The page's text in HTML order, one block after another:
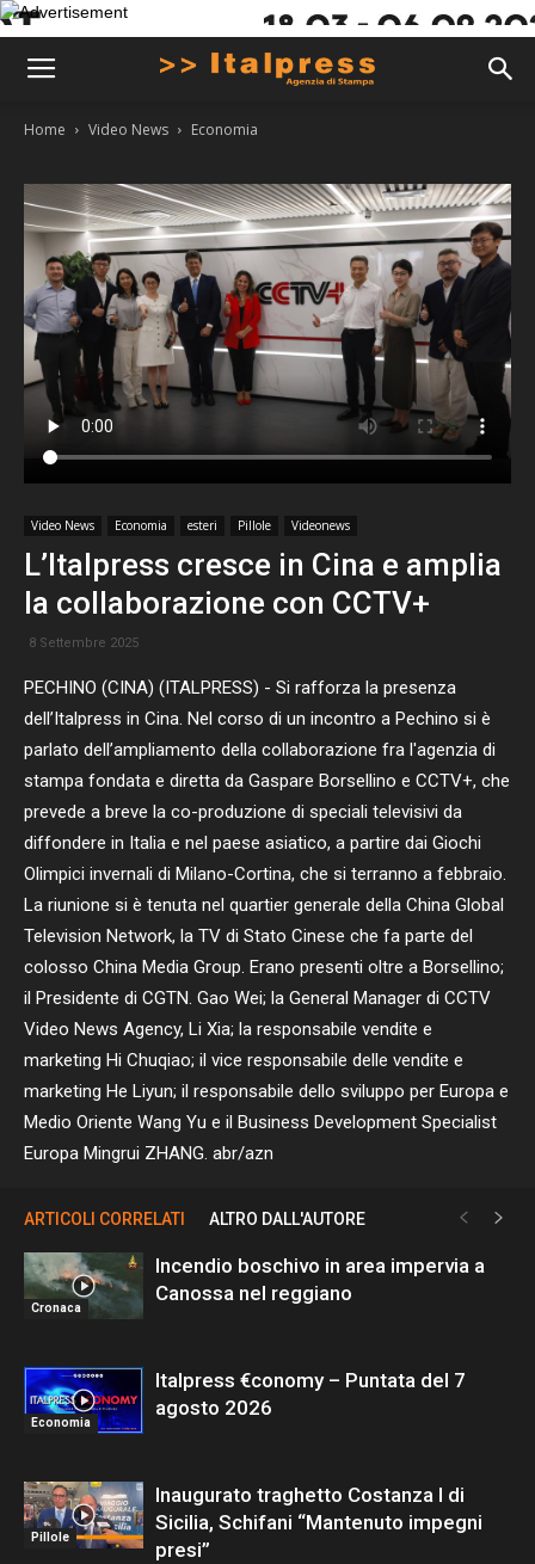
Home Video News Economia
Video News Economia esteri Pillole Videonews
L’Italpress cresce in Cina e amplia
la collaborazione con CCTV+
8 Settembre 2025
PECHINO (CINA) (ITALPRESS) - Si rafforza la presenza
dell’Italpress in Cina. Nel corso di un incontro a Pechino si è
parlato dell’ampliamento della collaborazione fra l'agenzia di
stampa fondata e diretta da Gaspare Borsellino e CCTV+, che
prevede a breve la co-produzione di speciali televisivi da
diffondere in Italia e nel paese asiatico, a partire dai Giochi
Olimpici invernali di Milano-Cortina, che si terranno a febbraio.
La riunione si è tenuta nel quartier generale della China Global
Television Network, la TV di Stato Cinese che fa parte del
colosso China Media Group. Erano presenti oltre a Borsellino;
il Presidente di CGTN. Gao Wei; la General Manager di CCTV
Video News Agency, Li Xia; la responsabile vendite e
marketing Hi Chuqiao; il vice responsabile delle vendite e
marketing He Liyun; il responsabile dello sviluppo per Europa e
Medio Oriente Wang Yu e il Business Development Specialist
Europa Mingrui ZHANG. abr/azn
ARTICOLI CORRELATI ALTRO DALL'AUTORE
Cronaca
Incendio boschivo in area impervia a
Canossa nel reggiano
Economia
Italpress €conomy – Puntata del 7
agosto 2026
Pillole
Inaugurato traghetto Costanza I di
Sicilia, Schifani “Mantenuto impegni
presi”